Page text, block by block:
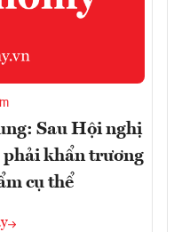
Sau Hội nghị
phải khẩn trương
cụ thể